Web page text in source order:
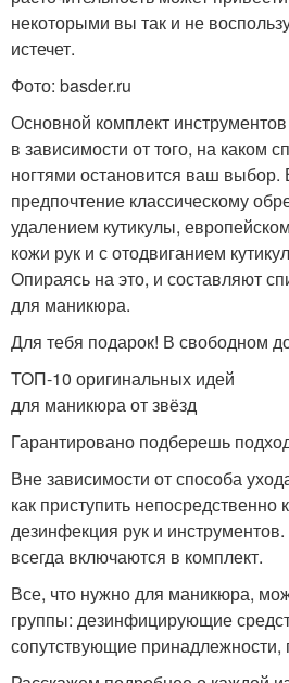
некоторыми вы так и не
истечет.
Фото: basder.ru
Основной комплект
в зависимости от того, на каком
ногтями остановится ваш
предпочтение классическому
удалением кутикулы,
кожи рук и с отодвиганием
Опираясь на это, и составляют
для маникюра.
Для тебя подарок! В свободном
ТОП-10 оригинальных идей
для маникюра от звёзд
Гарантировано подберешь
Вне зависимости от способа
как приступить непосредственно
дезинфекция рук и
всегда включаются в комплект.
Все, что нужно для маникюра,
группы: дезинфицирующие
сопутствующие принадлежности,